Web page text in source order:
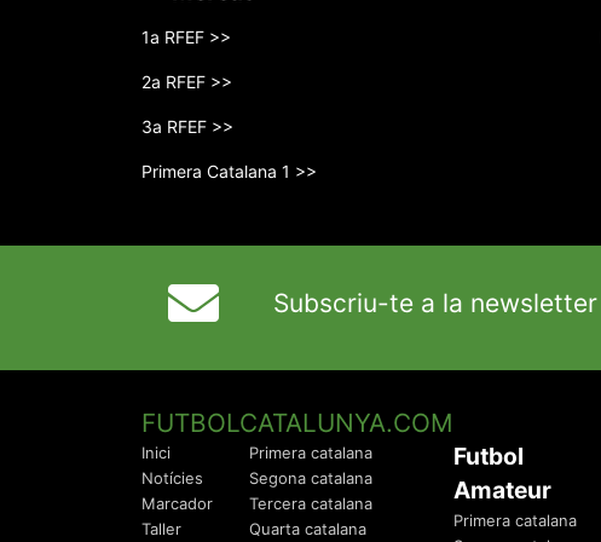
1a RFEF >>
2a RFEF >>
3a RFEF >>
Primera Catalana 1 >>
Subscriu-te a la newsletter
FUTBOLCATALUNYA.COM
Inici
Notícies
Marcador
Taller
Primera catalana
Segona catalana
Tercera catalana
Quarta catalana
Futbol
Amateur
Primera catalana